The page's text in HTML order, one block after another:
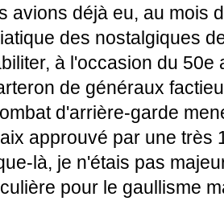
avions déjà eu, au mois
des nostalgiques
à l'occasion du
de généraux
d'arrière-garde
approuvé par une très
là, je n'étais pas
pour le gaullisme